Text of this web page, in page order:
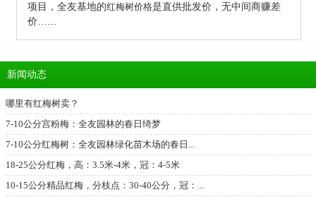
项目，全友基地的红梅树价格是直供批发价，无中间商赚差
价……
新闻动态
哪里有红梅树卖？
7-10公分宫粉梅：全友园林的春日绮梦
7-10公分红梅树：全友园林绿化苗木场的春日...
18-25公分红梅，高：3.5米-4米，冠：4-5米
10-15公分精品红梅，分枝点：30-40公分，冠：...